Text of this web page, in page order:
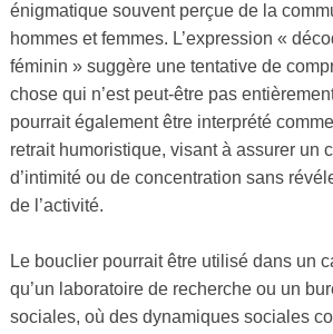
énigmatique souvent perçue de la
hommes et femmes. L’expression «
féminin » suggère une tentative de
chose qui n’est peut-être pas
pourrait également être interprété
retrait humoristique, visant à assurer un
d’intimité ou de concentration sans
de l’activité.
Le bouclier pourrait être utilisé dans un
qu’un laboratoire de recherche ou un
sociales, où des dynamiques sociales